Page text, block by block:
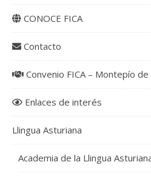
CONOCE FICA
Contacto
Convenio FICA – Montepío
Enlaces de interés
Llingua Asturiana
Academia de la Llingua